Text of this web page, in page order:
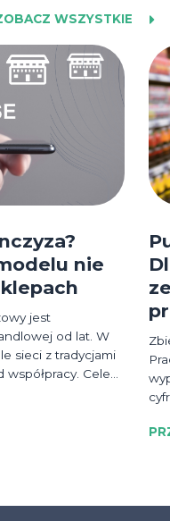
WSZYSTKIE
nie
jest
od lat. W
sieci z tradycjami
Celem
promocji."